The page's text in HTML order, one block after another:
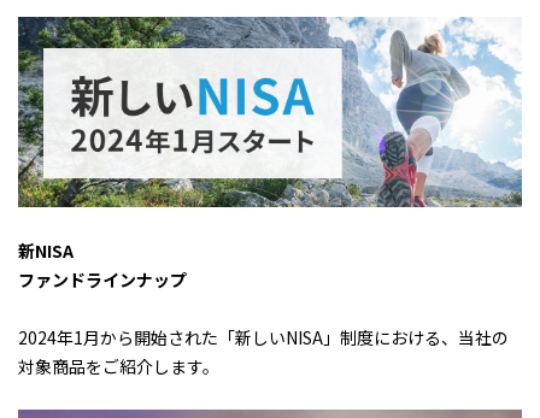
新NISA
ファンドラインナップ
2024年1月から開始された「新しいNISA」制度における、当社の
対象商品をご紹介します。